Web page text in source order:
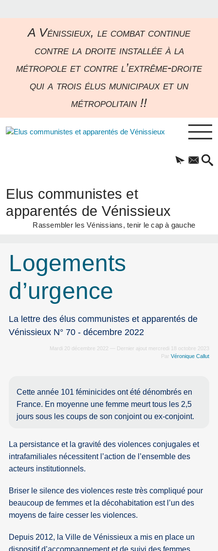
A Vénissieux, le combat continue
contre la droite installée à la
métropole et contre l’extrême-droite
qui a trois élus municipaux et un
métropolitain !!
Elus communistes et
apparentés de Vénissieux
Rassembler les Vénissians, tenir le cap à gauche
Logements
d’urgence
La lettre des élus communistes et apparentés de
Vénissieux N° 70 - décembre 2022
Mardi 20 décembre 2022 — Dernier ajout mercredi 18 octobre 2023
Par Véronique Callut
Cette année 101 féminicides ont été dénombrés en
France. En moyenne une femme meurt tous les 2,5
jours sous les coups de son conjoint ou ex-conjoint.
La persistance et la gravité des violences conjugales et
intrafamiliales nécessitent l’action de l’ensemble des
acteurs institutionnels.
Briser le silence des violences reste très compliqué pour
beaucoup de femmes et la décohabitation est l’un des
moyens de faire cesser les violences.
Depuis 2012, la Ville de Vénissieux a mis en place un